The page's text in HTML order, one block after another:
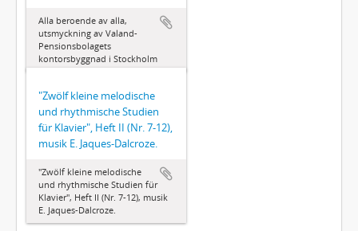
Alla beroende av alla,
utsmyckning av Valand-
Pensionsbolagets
kontorsbyggnad i Stockholm
"Zwölf kleine melodische
und rhythmische Studien
für Klavier", Heft II (Nr. 7-12),
musik E. Jaques-Dalcroze.
"Zwölf kleine melodische
und rhythmische Studien für
Klavier", Heft II (Nr. 7-12), musik
E. Jaques-Dalcroze.